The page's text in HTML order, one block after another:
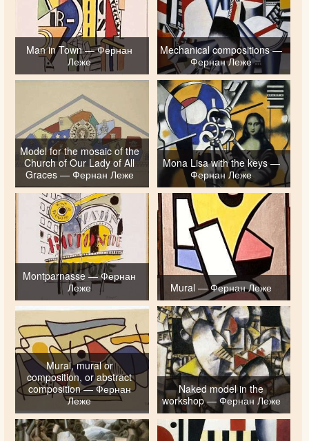
Man in Town — Фернан
Леже
Mechanical compositions —
Фернан Леже
Model for the mosaic of the
Church of Our Lady of All
Graces — Фернан Леже
Mona Lisa with the keys —
Фернан Леже
Montparnasse — Фернан
Леже
Mural — Фернан Леже
Mural, mural or
composition, or abstract
composition — Фернан
Леже
Naked model in the
workshop — Фернан Леже